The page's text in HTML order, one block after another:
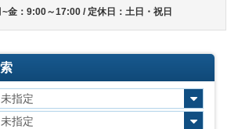
金：9:00～17:00 / 定休日：土日・祝日